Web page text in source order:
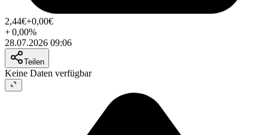
2,44€+0,00€
+0,00%
28.07.2026 09:06
Teilen
Keine Daten verfügbar